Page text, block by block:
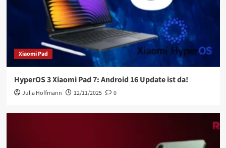
Xiaomi Pad
HyperOS 3 Xiaomi Pad 7: Android 16 Update ist da!
Julia Hoffmann 12/11/2025 0